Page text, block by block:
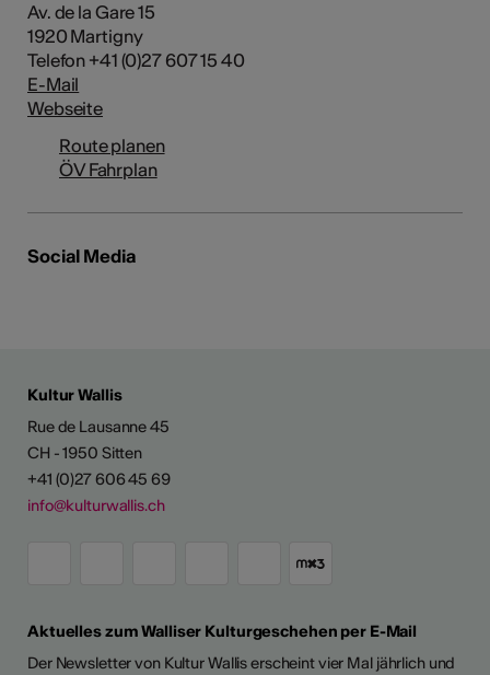
Av. de la Gare 15
1920 Martigny
Telefon +41 (0)27 607 15 40
E-Mail
Webseite
Route planen
ÖV Fahrplan
Social Media
Kultur Wallis
Rue de Lausanne 45
CH - 1950 Sitten
+41 (0)27 606 45 69
info@kulturwallis.ch
Aktuelles zum Walliser Kulturgeschehen per E-Mail
Der Newsletter von Kultur Wallis erscheint vier Mal jährlich und